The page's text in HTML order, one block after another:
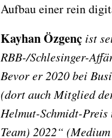
Aufbau einer rein
Kayhan Özgenç ist
RBB-/Schlesinger-
Bevor er 2020 bei
(dort auch Mitglied
Helmut-Schmidt-
Team) 2022“